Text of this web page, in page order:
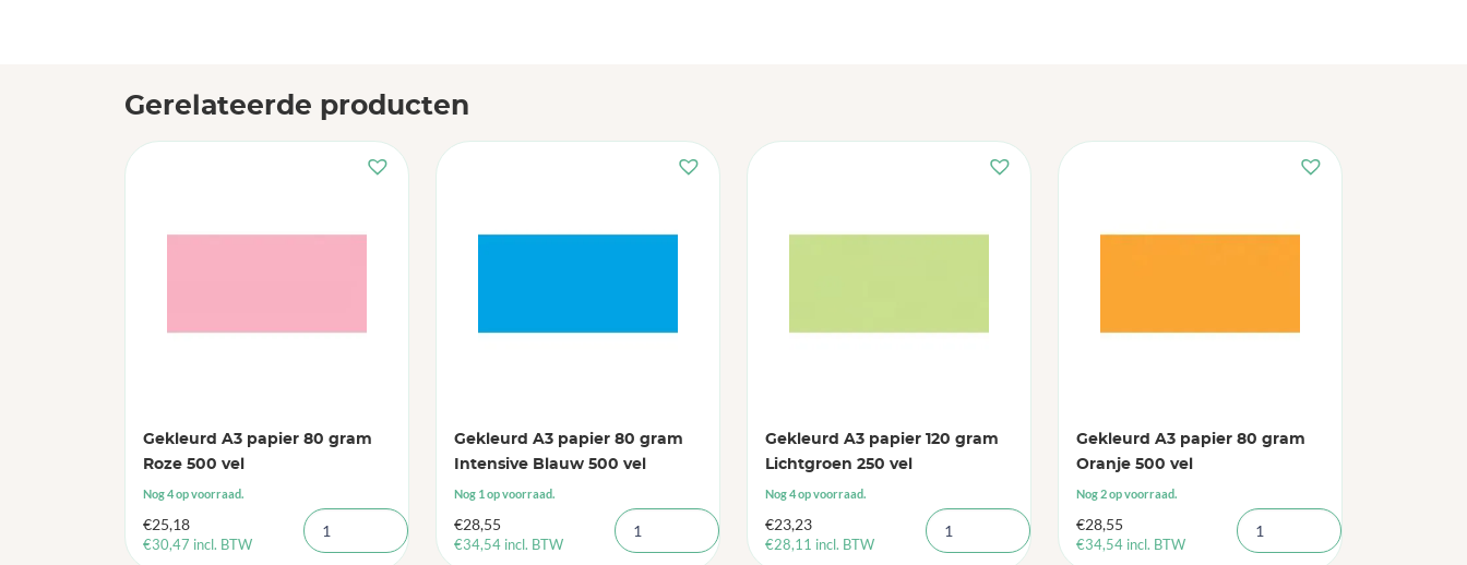
Gerelateerde producten
Gekleurd A3 papier 80 gram
Roze 500 vel
Nog 4 op voorraad.
€25,18
€30,47 incl. BTW
Gekleurd A3 papier 80 gram
Intensive Blauw 500 vel
Nog 1 op voorraad.
€28,55
€34,54 incl. BTW
Gekleurd A3 papier 120 gram
Lichtgroen 250 vel
Nog 4 op voorraad.
€23,23
€28,11 incl. BTW
Gekleurd A3 papier 80 gram
Oranje 500 vel
Nog 2 op voorraad.
€28,55
€34,54 incl. BTW